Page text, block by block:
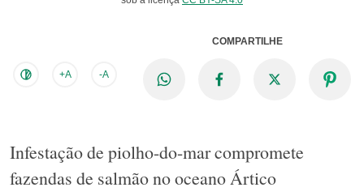
+A -A
COMPARTILHE
Infestação de piolho-do-mar compromete
fazendas de salmão no oceano Ártico